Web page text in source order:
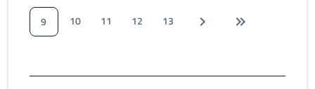
9
10 11 12 13